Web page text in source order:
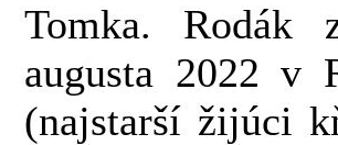
Tomka. Rodák
augusta 2022 v
(najstarší žijúci